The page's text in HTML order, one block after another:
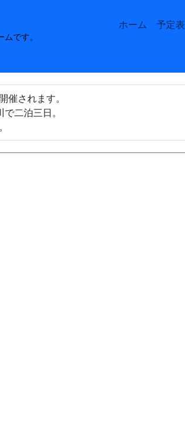
です。
Main navigation
ホーム 予定表
催されます。
二泊三日。